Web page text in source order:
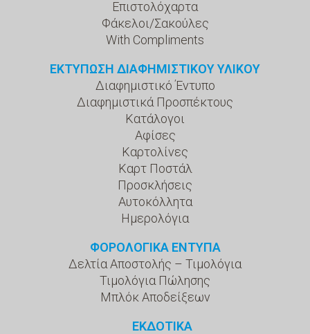
Επιστολόχαρτα
Φάκελοι/Σακούλες
With Compliments
ΕΚΤΥΠΩΣΗ ΔΙΑΦΗΜΙΣΤΙΚΟΥ ΥΛΙΚΟΥ
Διαφημιστικό Έντυπο
Διαφημιστικά Προσπέκτους
Κατάλογοι
Αφίσες
Καρτολίνες
Καρτ Ποστάλ
Προσκλήσεις
Αυτοκόλλητα
Ημερολόγια
ΦΟΡΟΛΟΓΙΚΑ ΕΝΤΥΠΑ
Δελτία Αποστολής – Τιμολόγια
Τιμολόγια Πώλησης
Μπλόκ Αποδείξεων
ΕΚΔΟΤΙΚΑ